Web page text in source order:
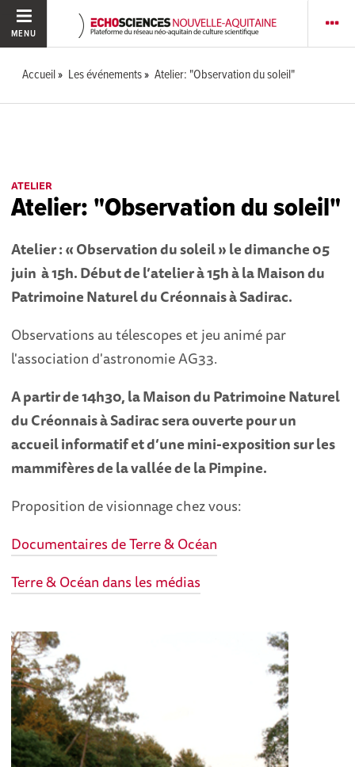
MENU
Accueil Les événements Atelier: "Observation du soleil"
ATELIER
Atelier: "Observation du soleil"
Atelier : « Observation du soleil » le dimanche 05
juin à 15h.Début de l’atelier à 15h à la Maison du
Patrimoine Naturel du Créonnais à Sadirac.
Observations au télescopes et jeu animé par
l'association d'astronomie AG33.
A partir de 14h30, la Maison du Patrimoine Naturel
du Créonnais à Sadirac sera ouverte pour un
accueil informatif et d’une mini-exposition sur les
mammifères de la vallée de la Pimpine.
Proposition de visionnage chez vous:
Documentaires de Terre & Océan
Terre & Océan dans les médias